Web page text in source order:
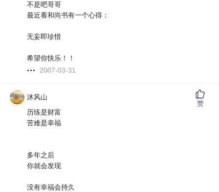
不是吧哥哥
最近看和尚书有一个心得：
无妄即珍惜
希望你快乐！！
2007-03-31
沐风山
历练是财富
苦难是幸福
多年之后
你就会发现
没有幸福会持久
赞